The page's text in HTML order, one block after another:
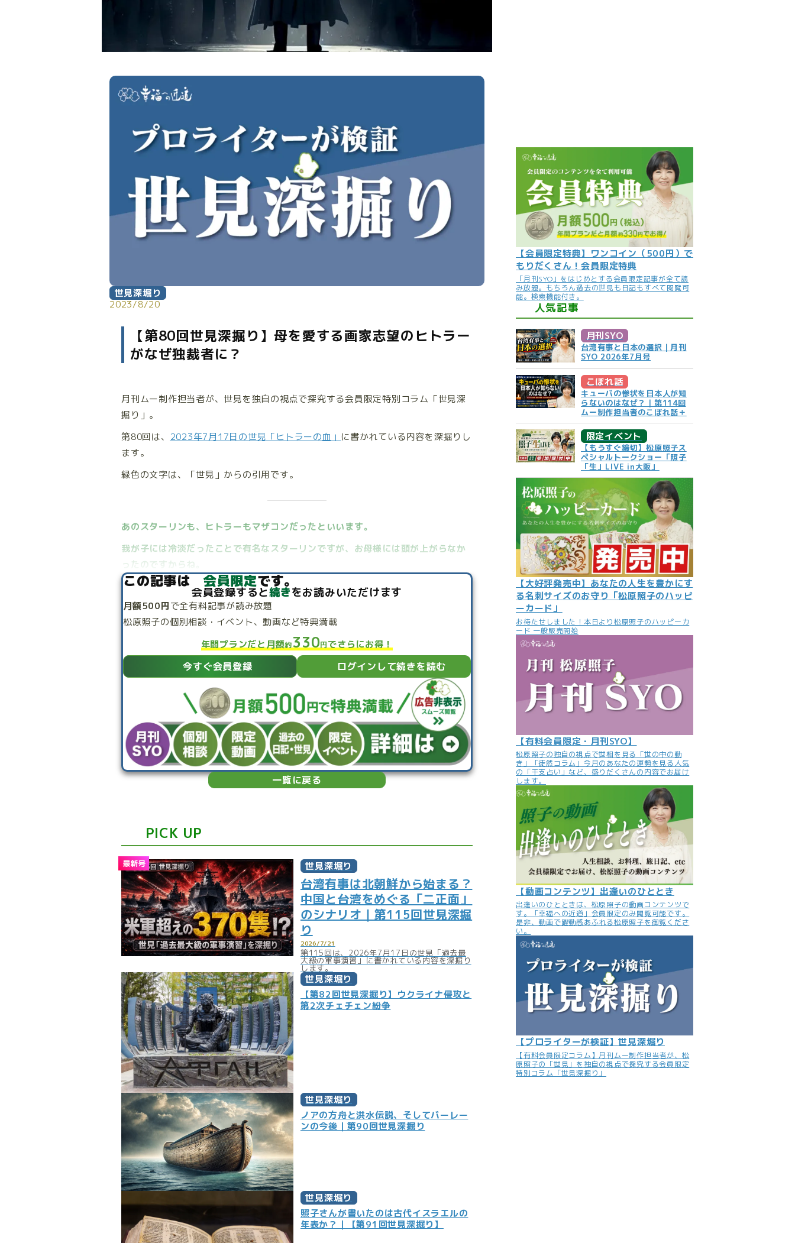
よくある質問
世見深堀り
2023/8/20
【第80回世見深掘り】母を愛する画家志望のヒトラー
がなぜ独裁者に？
月刊ムー制作担当者が、世見を独自の視点で探究する会員限定特別コラム「世見深
掘り」。
第80回は、 2023年7月17日の世見「ヒトラーの血」 に書かれている内容を深掘りし
ます。
緑色の文字は、「世見」からの引用です。
あのスターリンも、ヒトラーもマザコンだったといいます。
我が子には冷淡だったことで有名なスターリンですが、お母様には頭が上がらなか
ったのですからね。
この記事は 会員限定です。
会員登録すると続きをお読みいただけます
月額500円で全有料記事が読み放題
松原照子の個別相談・ イベント、動画など特典満載
年間プランだと月額約330円でさらにお得！
今すぐ会員登録 ログインして続きを読む
一覧に戻る
PICK UP
世見深堀り
台湾有事は北朝鮮から始まる？
中国と台湾をめぐる「二正面」
のシナリオ｜第115回世見深掘
り
2026/7/21
第115回は、2026年7月17日の世見「過去最
大級の軍事演習」に書かれている内容を深掘り
します。
世見深堀り
【第82回世見深掘り】ウクライナ侵攻と
第2次チェチェン紛争
世見深堀り
ノアの方舟と洪水伝説、そしてバーレー
ンの今後｜第90回世見深掘り
世見深堀り
照子さんが書いたのは古代イスラエルの
年表か？｜【第91回世見深掘り】
【会員限定特典】ワンコイン（500円）で
もりだくさん！会員限定特典
「月刊SYO」をはじめとする会員限定記事が全て読
み放題。もちろん過去の世見も日記もすべて閲覧可
能。検索機能付き。
人気記事
月刊SYO
台湾有事と日本の選択｜月刊
SYO 2026年7月号
こぼれ話
キューバの惨状を日本人が知
らないのはなぜ？｜第114回
ムー制作担当者のこぼれ話＋
限定イベント
【もうすぐ締切】松原照子ス
ペシャルトークショー「照子
「生」LIVE in大阪」
【大好評発売中】あなたの人生を豊かにす
る名刺サイズのお守り「松原照子のハッピ
ーカード」
お待たせしました！本日より松原照子のハッピーカ
ード 一般販売開始
【有料会員限定・月刊SYO】
松原照子の独自の視点で世相を見る「世の中の動
き」「徒然コラム」今月のあなたの運勢を見る人気
の「干支占い」など、盛りだくさんの内容でお届け
します。
【動画コンテンツ】出逢いのひととき
出逢いのひとときは、松原照子の動画コンテンツで
す。「幸福への近道」会員限定のみ閲覧可能です。
是非、動画で躍動感あふれる松原照子を御覧くださ
い。
【プロライターが検証】世見深堀り
【有料会員限定コラム】月刊ムー制作担当者が、松
原照子の「世見」を独自の視点で探究する会員限定
特別コラム「世見深掘り」